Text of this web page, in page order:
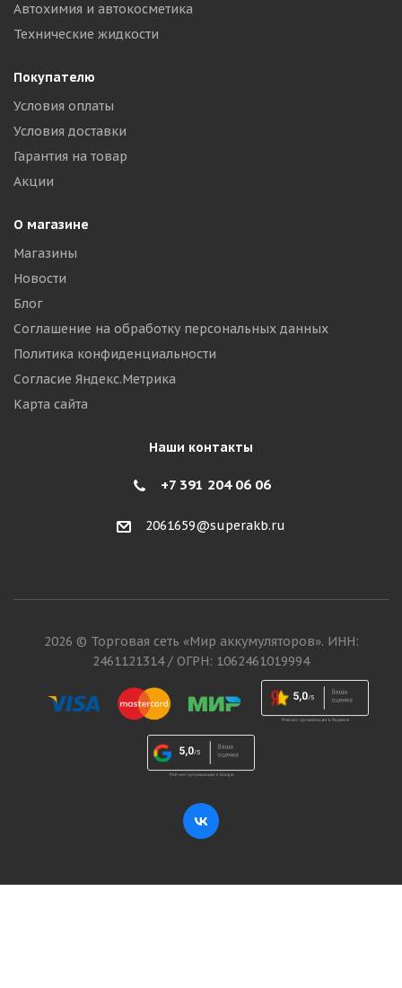
Автохимия и автокосметика
Технические жидкости
Покупателю
Условия оплаты
Условия доставки
Гарантия на товар
Акции
О магазине
Магазины
Новости
Блог
Соглашение на обработку персональных данных
Политика конфиденциальности
Согласие Яндекс.Метрика
Карта сайта
Наши контакты
+7 391 204 06 06
2061659@superakb.ru
2026 © Торговая сеть «Мир аккумуляторов». ИНН:
2461121314 / ОГРН: 1062461019994